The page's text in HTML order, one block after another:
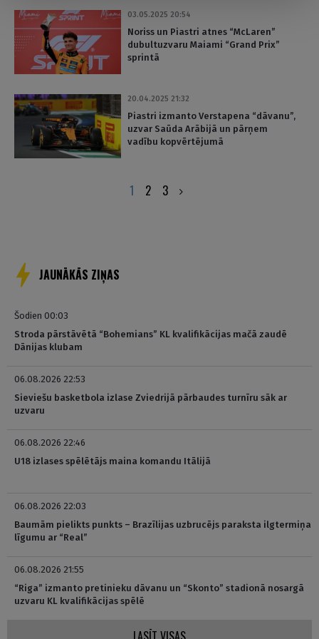
03.05.2025 20:54
Noriss un Piastri atnes “McLaren”
dubultuzvaru Maiami “Grand Prix”
sprintā
20.04.2025 21:32
Piastri izmanto Verstapena “dāvanu”,
uzvar Saūda Arābijā un pārņem
vadību kopvērtējumā
1 2 3
JAUNĀKĀS ZIŅAS
Šodien 00:03
Stroda pārstāvētā “Bohemians” KL kvalifikācijas mačā zaudē
Dānijas klubam
06.08.2026 22:53
Sieviešu basketbola izlase Zviedrijā pārbaudes turnīru sāk ar
uzvaru
06.08.2026 22:46
U18 izlases spēlētājs maina komandu Itālijā
06.08.2026 22:03
Baumām pielikts punkts – Brazīlijas uzbrucējs paraksta ilgtermiņa
līgumu ar “Real”
06.08.2026 21:55
“Riga” izmanto pretinieku dāvanu un “Skonto” stadionā nosargā
uzvaru KL kvalifikācijas spēlē